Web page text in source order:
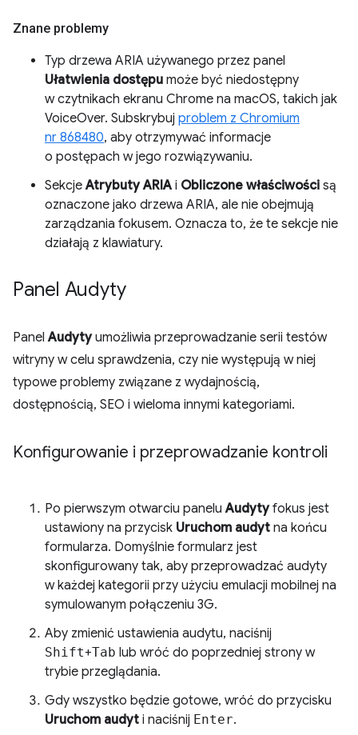
Znane problemy
Typ drzewa ARIA używanego przez panel
Ułatwienia dostępu może być niedostępny
w czytnikach ekranu Chrome na macOS, takich jak
VoiceOver. Subskrybuj problem z Chromium
nr 868480, aby otrzymywać informacje
o postępach w jego rozwiązywaniu.
SekcjeAtrybuty ARIA i Obliczone właściwości są
oznaczone jako drzewa ARIA, ale nie obejmują
zarządzania fokusem. Oznacza to, że te sekcje nie
działają z klawiatury.
Panel Audyty
PanelAudytyumożliwia przeprowadzanie serii testów
witryny w celu sprawdzenia, czy nie występują w niej
typowe problemy związane z wydajnością,
dostępnością, SEO i wieloma innymi kategoriami.
Konfigurowanie i przeprowadzanie kontroli
Po pierwszym otwarciu paneluAudytyfokus jest
ustawiony na przycisk Uruchom audyt na końcu
formularza. Domyślnie formularz jest
skonfigurowany tak, aby przeprowadzać audyty
w każdej kategorii przy użyciu emulacji mobilnej na
symulowanym połączeniu 3G.
Aby zmienić ustawienia audytu, naciśnij
Shift+Tab lub wróć do poprzedniej strony w
trybie przeglądania.
Gdy wszystko będzie gotowe, wróć do przycisku
Uruchom audyt i naciśnij Enter.